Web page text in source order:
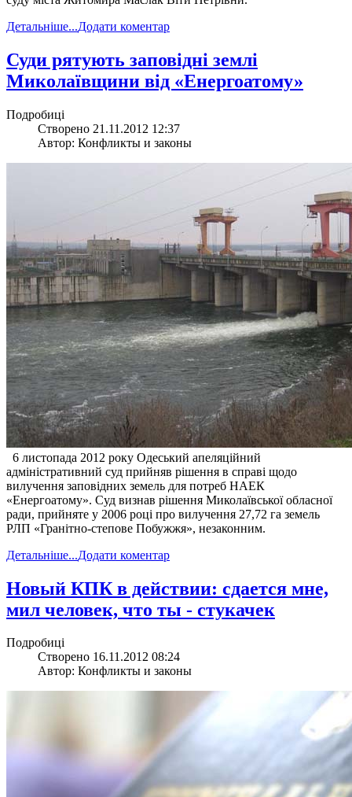
Детальніше...Додати коментар
Суди рятують заповідні землі
Миколаївщини від «Енергоатому»
Подробиці
Створено 21.11.2012 12:37
Автор: Конфликты и законы
6 листопада 2012 року Одеський апеляційний
адміністративний суд прийняв рішення в справі щодо
вилучення заповідних земель для потреб НАЕК
«Енергоатому». Суд визнав рішення Миколаївської обласної
ради, прийняте у 2006 році про вилучення 27,72 га земель
РЛП «Гранітно-степове Побужжя», незаконним.
Детальніше...Додати коментар
Новый КПК в действии: сдается мне,
мил человек, что ты - стукачек
Подробиці
Створено 16.11.2012 08:24
Автор: Конфликты и законы